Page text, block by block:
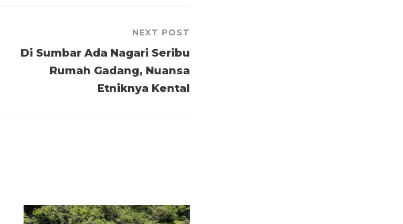
NEXT POST
Di Sumbar Ada Nagari Seribu
Rumah Gadang, Nuansa
Etniknya Kental